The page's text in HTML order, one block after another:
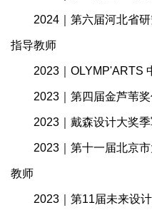
2024｜第六届河北省研
指导教师
2023｜OLYMP'ARTS
2023｜第四届金芦苇奖
2023｜戴森设计大奖季
2023｜第十一届北京市
教师
2023｜第11届未来设计